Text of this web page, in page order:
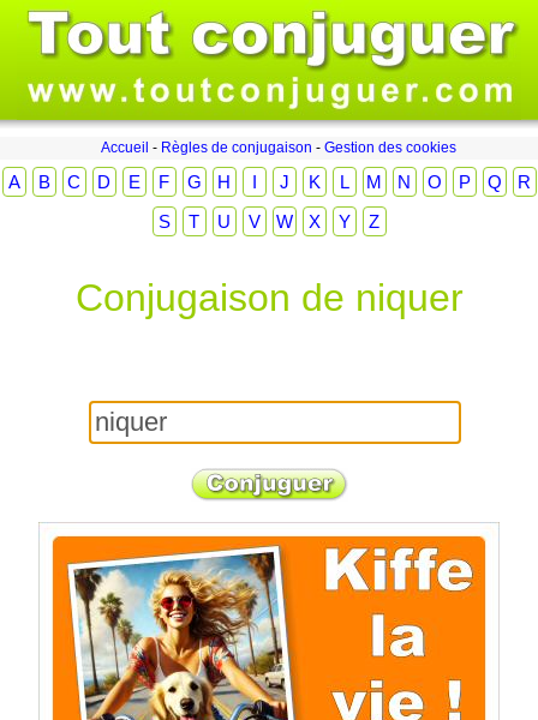
Accueil - Règles de conjugaison - Gestion des cookies
A B C D E F G H I J K L M N O P Q
R
S
T U V W X Y Z
Conjugaison de niquer